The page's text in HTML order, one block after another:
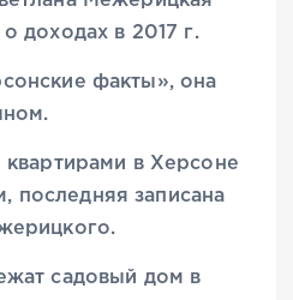
о доходах в 2017 г.
факты», она
в Херсоне
последняя записана
садовый дом в